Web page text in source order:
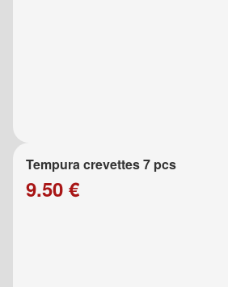
Tempura crevettes 7 pcs
9.50 €